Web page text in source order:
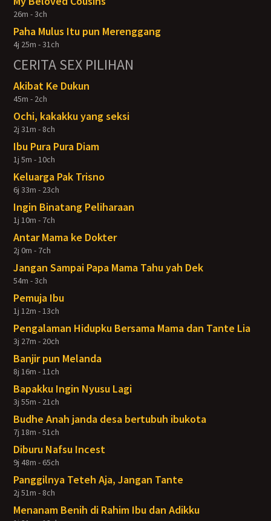
26m - 3ch
Paha Mulus Itu pun Merenggang
4j 25m - 31ch
CERITA SEX PILIHAN
Akibat Ke Dukun
45m - 2ch
Ochi, kakakku yang seksi
2j 31m - 8ch
Ibu Pura Pura Diam
1j 5m - 10ch
Keluarga Pak Trisno
6j 33m - 23ch
Ingin Binatang Peliharaan
1j 10m - 7ch
Antar Mama ke Dokter
2j 0m - 7ch
Jangan Sampai Papa Mama Tahu yah Dek
54m - 3ch
Pemuja Ibu
1j 12m - 13ch
Pengalaman Hidupku Bersama Mama dan Tante Lia
3j 27m - 20ch
Banjir pun Melanda
8j 16m - 11ch
Bapakku Ingin Nyusu Lagi
3j 55m - 21ch
Budhe Anah janda desa bertubuh ibukota
7j 18m - 51ch
Diburu Nafsu Incest
9j 48m - 65ch
Panggilnya Teteh Aja, Jangan Tante
2j 51m - 8ch
Menanam Benih di Rahim Ibu dan Adikku